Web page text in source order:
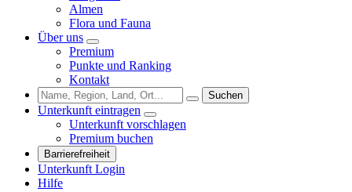
Almen
Flora und Fauna
Über uns
Premium
Punkte und Ranking
Kontakt
Suchen
Unterkunft eintragen
Unterkunft vorschlagen
Premium buchen
Barrierefreiheit
Unterkunft Login
Hilfe